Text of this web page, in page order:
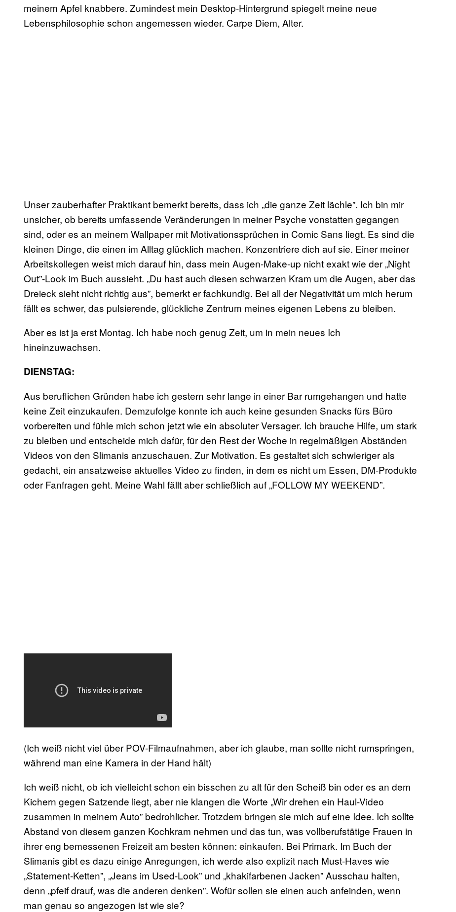
meinem Apfel knabbere. Zumindest mein Desktop-Hintergrund spiegelt meine neue
Lebensphilosophie schon angemessen wieder. Carpe Diem, Alter.
Unser zauberhafter Praktikant bemerkt bereits, dass ich „die ganze Zeit lächle”. Ich bin mir
unsicher, ob bereits umfassende Veränderungen in meiner Psyche vonstatten gegangen
sind, oder es an meinem Wallpaper mit Motivationssprüchen in Comic Sans liegt. Es sind die
kleinen Dinge, die einen im Alltag glücklich machen. Konzentriere dich auf sie. Einer meiner
Arbeitskollegen weist mich darauf hin, dass mein Augen-Make-up nicht exakt wie der „Night
Out”-Look im Buch aussieht. „Du hast auch diesen schwarzen Kram um die Augen, aber das
Dreieck sieht nicht richtig aus”, bemerkt er fachkundig. Bei all der Negativität um mich herum
fällt es schwer, das pulsierende, glückliche Zentrum meines eigenen Lebens zu bleiben.
Aber es ist ja erst Montag. Ich habe noch genug Zeit, um in mein neues Ich
hineinzuwachsen.
DIENSTAG:
Aus beruflichen Gründen habe ich gestern sehr lange in einer Bar rumgehangen und hatte
keine Zeit einzukaufen. Demzufolge konnte ich auch keine gesunden Snacks fürs Büro
vorbereiten und fühle mich schon jetzt wie ein absoluter Versager. Ich brauche Hilfe, um stark
zu bleiben und entscheide mich dafür, für den Rest der Woche in regelmäßigen Abständen
Videos von den Slimanis anzuschauen. Zur Motivation. Es gestaltet sich schwieriger als
gedacht, ein ansatzweise aktuelles Video zu finden, in dem es nicht um Essen, DM-Produkte
oder Fanfragen geht. Meine Wahl fällt aber schließlich auf „FOLLOW MY WEEKEND”.
(Ich weiß nicht viel über POV-Filmaufnahmen, aber ich glaube, man sollte nicht rumspringen,
während man eine Kamera in der Hand hält)
Ich weiß nicht, ob ich vielleicht schon ein bisschen zu alt für den Scheiß bin oder es an dem
Kichern gegen Satzende liegt, aber nie klangen die Worte „Wir drehen ein Haul-Video
zusammen in meinem Auto” bedrohlicher. Trotzdem bringen sie mich auf eine Idee. Ich sollte
Abstand von diesem ganzen Kochkram nehmen und das tun, was vollberufstätige Frauen in
ihrer eng bemessenen Freizeit am besten können: einkaufen. Bei Primark. Im Buch der
Slimanis gibt es dazu einige Anregungen, ich werde also explizit nach Must-Haves wie
„Statement-Ketten”, „Jeans im Used-Look” und „khakifarbenen Jacken” Ausschau halten,
denn „pfeif drauf, was die anderen denken”. Wofür sollen sie einen auch anfeinden, wenn
man genau so angezogen ist wie sie?